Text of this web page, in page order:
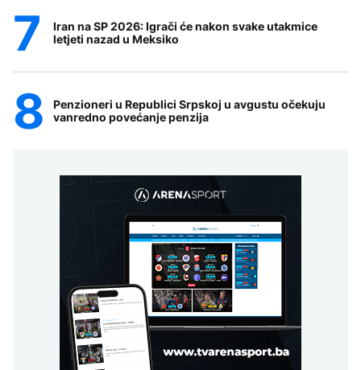
Iran na SP 2026: Igrači će nakon svake utakmice
letjeti nazad u Meksiko
Penzioneri u Republici Srpskoj u avgustu očekuju
vanredno povećanje penzija